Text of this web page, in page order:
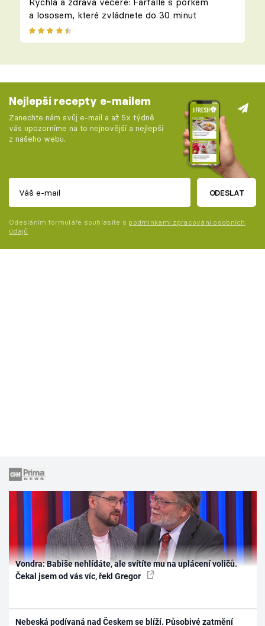
a lososem, které zvládnete do 30 minut
Nejlepší recepty e-mailem
Zanechte nám svůj e-mail a až 5x týdně
vás upozorníme na to nejnovější a nejlepší
z našeho webu.
ODESLAT
Odesláním formuláře souhlasíte s podmínkami zpracování osobních
údajů
Vondra: Babiše nehlídáte, ale svítíte mu na uplácení voličů.
Čekal jsem od vás víc, řekl Gregor
Nebeská podívaná nad Českem se blíží. Působivé zatmění